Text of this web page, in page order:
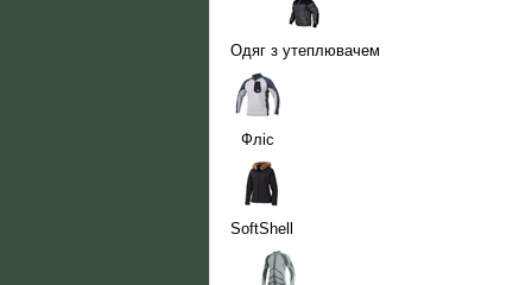
Одяг з утеплювачем
Фліс
SoftShell